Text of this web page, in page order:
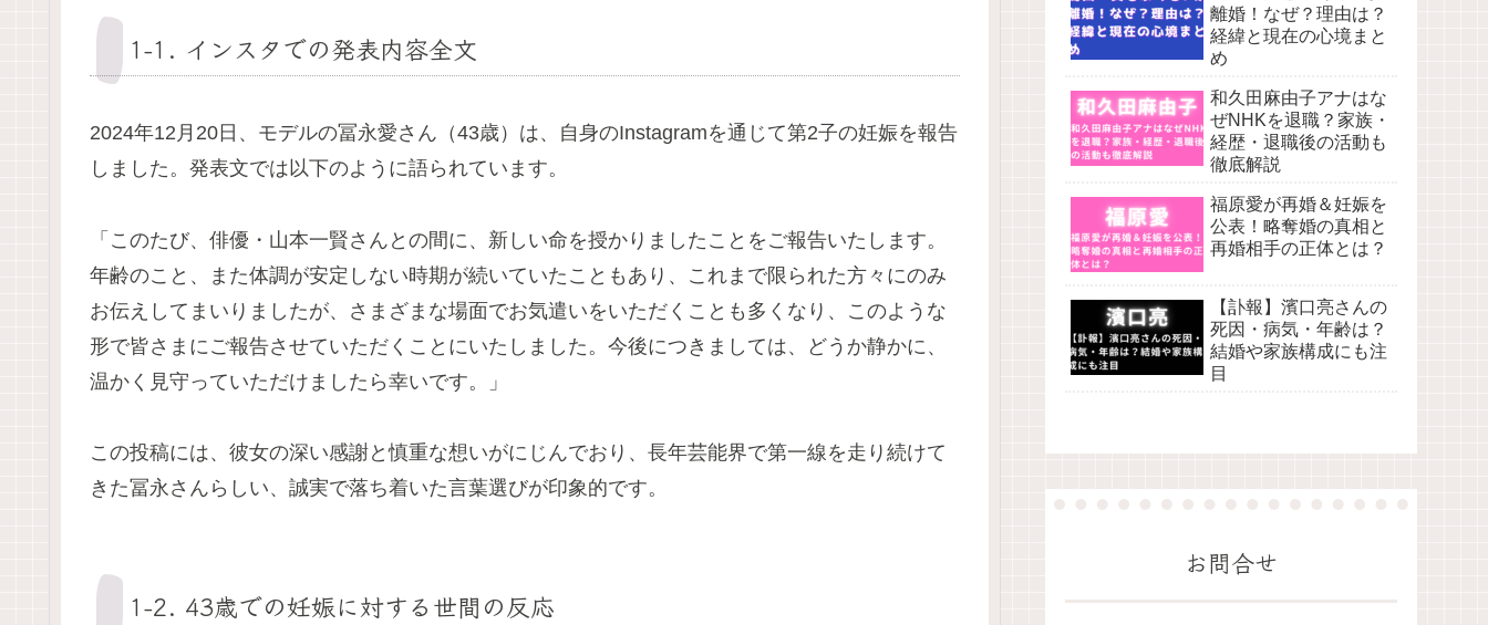
1-1. インスタでの発表内容全文
2024年12月20日、モデルの冨永愛さん（43歳）は、自身のInstagramを通じて第2子の妊娠を報告
しました。発表文では以下のように語られています。
「このたび、俳優・山本一賢さんとの間に、新しい命を授かりましたことをご報告いたします。
年齢のこと、また体調が安定しない時期が続いていたこともあり、これまで限られた方々にのみ
お伝えしてまいりましたが、さまざまな場面でお気遣いをいただくことも多くなり、このような
形で皆さまにご報告させていただくことにいたしました。今後につきましては、どうか静かに、
温かく見守っていただけましたら幸いです。」
この投稿には、彼女の深い感謝と慎重な想いがにじんでおり、長年芸能界で第一線を走り続けて
きた冨永さんらしい、誠実で落ち着いた言葉選びが印象的です。
1-2. 43歳での妊娠に対する世間の反応
離婚！なぜ？理由は？
経緯と現在の心境まと
め
和久田麻由子アナはな
ぜNHKを退職？家族・
経歴・退職後の活動も
徹底解説
福原愛が再婚＆妊娠を
公表！略奪婚の真相と
再婚相手の正体とは？
【訃報】濱口亮さんの
死因・病気・年齢は？
結婚や家族構成にも注
目
お問合せ